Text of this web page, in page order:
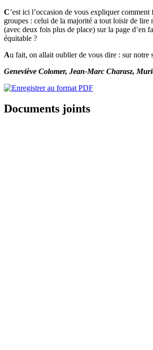
C’est ici l’occasion de vous expliquer
groupes : celui de la majorité a tout loisir de lire
(avec deux fois plus de place) sur la page d’en
équitable ?
Au fait, on allait oublier de vous dire : sur notre
Geneviève Colomer, Jean-Marc Charasz,
Documents joints